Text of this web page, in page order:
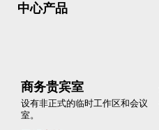
中心产品
商务贵宾室
设有非正式的临时工作区和会议
室。